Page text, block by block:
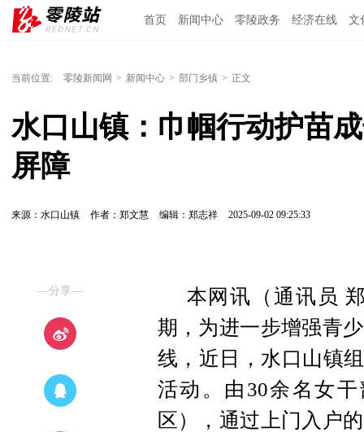
首页 新闻中心 零陵政务 经济在线 文
当前位置: 零陵新闻网 > 新闻中心 > 部门乡镇 > 正文
水口山镇：巾帼行动护苗
屏障
来源：水口山镇 作者：郑文慧 编辑：郑志祥 2025-09-02 09:25:33
—分享—
本网讯（通讯员
期，为进一步增强青
线，近日，水口山镇
活动。由30余名女
区），通过上门入户